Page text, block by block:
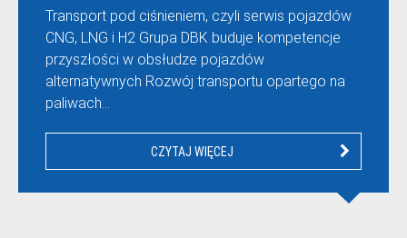
Transport pod ciśnieniem, czyli serwis pojazdów
CNG, LNG i H2 Grupa DBK buduje kompetencje
przyszłości w obsłudze pojazdów
alternatywnych Rozwój transportu opartego na
paliwach…
CZYTAJ WIĘCEJ